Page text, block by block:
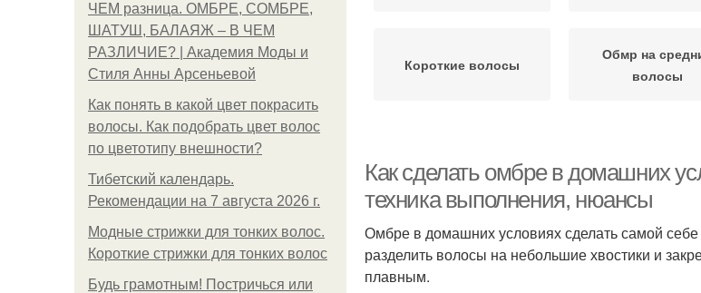
ЧЕМ разница. ОМБРЕ, СОМБРЕ,
ШАТУШ, БАЛАЯЖ – В ЧЕМ
РАЗЛИЧИЕ? | Академия Моды и
Стиля Анны Арсеньевой
Как понять в какой цвет покрасить
волосы. Как подобрать цвет волос
по цветотипу внешности?
Тибетский календарь.
Рекомендации на 7 августа 2026 г.
Модные стрижки для тонких волос.
Короткие стрижки для тонких волос
Будь грамотным! Постричься или
Короткие волосы
Обмр на
волосы
волосы
условиях
Сомбр на средние
волосы
Как сделать омбре в домашних
техника выполнения, нюансы
Омбре в домашних условиях сделать самой
разделить волосы на небольшие хвостики и
плавным.